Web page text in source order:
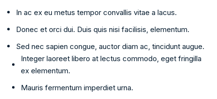
In ac ex eu metus tempor convallis vitae a lacus.
Donec et orci dui. Duis quis nisi facilisis, elementum.
Sed nec sapien congue, auctor diam ac, tincidunt augue.
Integer laoreet libero at lectus commodo, eget fringilla
ex elementum.
Mauris fermentum imperdiet urna.